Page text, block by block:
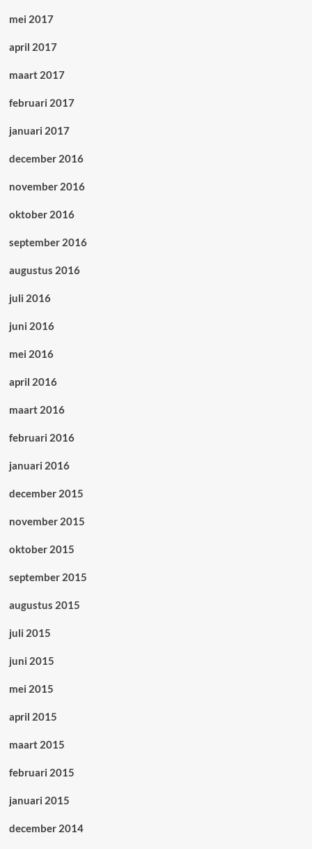
mei 2017
april 2017
maart 2017
februari 2017
januari 2017
december 2016
november 2016
oktober 2016
september 2016
augustus 2016
juli 2016
juni 2016
mei 2016
april 2016
maart 2016
februari 2016
januari 2016
december 2015
november 2015
oktober 2015
september 2015
augustus 2015
juli 2015
juni 2015
mei 2015
april 2015
maart 2015
februari 2015
januari 2015
december 2014